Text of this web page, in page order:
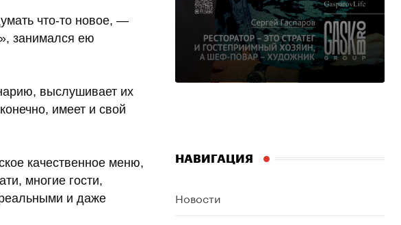
что-то новое, —
занимался ею
выслушивает их
имеет и свой
качественное меню,
многие гости,
и даже
НАВИГАЦИЯ
Новости